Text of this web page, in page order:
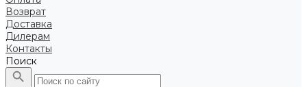
Возврат
Доставка
Дилерам
Контакты
Поиск